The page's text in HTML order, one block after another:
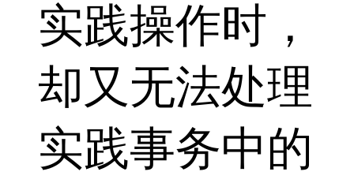
实践操作时，
却又无法处理
实践事务中的